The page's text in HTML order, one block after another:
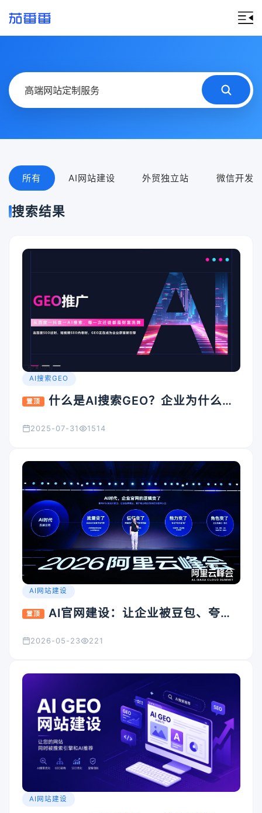
所有 AI网站建设 外贸独立站 微信开发
搜索结果
AI搜索GEO
置顶
什么是AI搜索GEO？企业为什么要
2025-07-31 1514
AI网站建设
置顶
AI官网建设：让企业被豆包、夸
2026-05-23 221
AI网站建设